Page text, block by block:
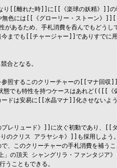
[[離れた時]]に[[《楽球の妖精》]]の
[[《グローリー・ストーン》]][[《
あるため、手札消費を呑んでもどう
も[[チャージャー]]でありすでに用
となる。
するこのクリーチャーの[[マナ回
も特性を持つケースはあれど(([[《
ドは安易に[[水晶マナ]]化させないよう
リュード》]]に次ぐ初動であり、[[
クリス アラヤシキ》]]も採用しよう。
のクリーチャーの手札消費を補うこ
頂天 シャングリラ・ファンタジ
こともできる。